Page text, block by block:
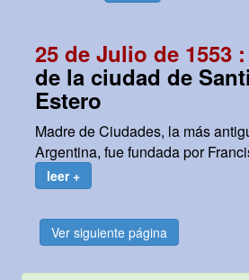
25 de Julio de 1553 :
de la ciudad de
Estero
Madre de Ciudades, la más
Argentina, fue fundada por
leer +
Ver siguiente página